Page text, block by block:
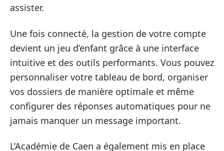
assister.
Une fois connecté, la gestion de votre compte
devient un jeu d’enfant grâce à une interface
intuitive et des outils performants. Vous pouvez
personnaliser votre tableau de bord, organiser
vos dossiers de manière optimale et même
configurer des réponses automatiques pour ne
jamais manquer un message important.
L’Académie de Caen a également mis en place